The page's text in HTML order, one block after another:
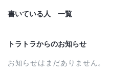
書いている人 一覧
トラトラからのお知らせ
お知らせはまだありません。